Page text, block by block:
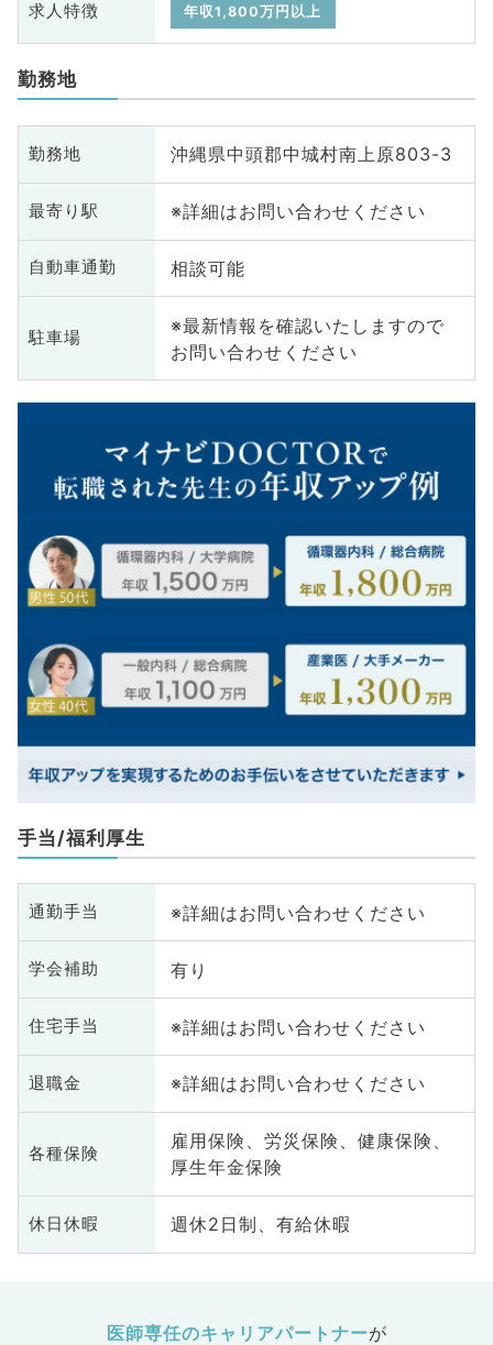
求人特徴 年収1,800万円以上
勤務地
勤務地 沖縄県中頭郡中城村南上原803-3
最寄り駅 ※詳細はお問い合わせください
自動車通勤 相談可能
駐車場
※最新情報を確認いたしますので
お問い合わせください
手当/福利厚生
通勤手当 ※詳細はお問い合わせください
学会補助 有り
住宅手当 ※詳細はお問い合わせください
退職金 ※詳細はお問い合わせください
各種保険
雇用保険、労災保険、健康保険、
厚生年金保険
休日休暇 週休2日制、有給休暇
医師専任のキャリアパートナーが